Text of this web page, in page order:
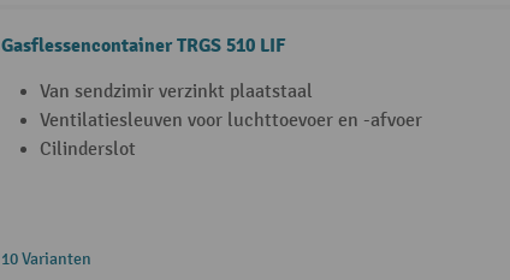
Gasflessencontainer TRGS 510 LIF
Van sendzimir verzinkt plaatstaal
Ventilatiesleuven voor luchttoevoer en -afvoer
Cilinderslot
10 Varianten